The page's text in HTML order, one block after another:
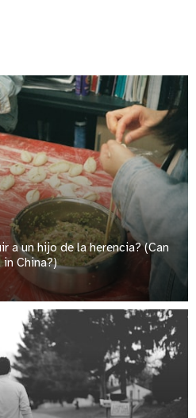
a un hijo de la herencia? (Can
China?)